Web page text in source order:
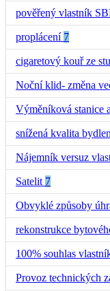
pověřený vlastník
proplácení 7
cigaretový kouř ze
Noční klid- změna
Výměníková stanice
snížená kvalita
Nájemník versuz
Satelit 7
Obvyklé způsoby
rekonstrukce
100% souhlas
Provoz technických